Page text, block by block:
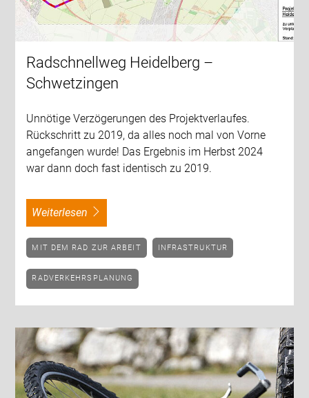
Radschnellweg Heidelberg –
Schwetzingen
Unnötige Verzögerungen des Projektverlaufes.
Rückschritt zu 2019, da alles noch mal von Vorne
angefangen wurde! Das Ergebnis im Herbst 2024
war dann doch fast identisch zu 2019.
weiterlesen
MIT DEM RAD ZUR ARBEIT INFRASTRUKTUR
RADVERKEHRSPLANUNG